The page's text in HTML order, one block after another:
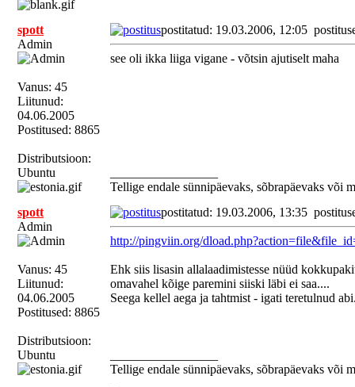
spott
Admin
Vanus: 45
Liitunud:
04.06.2005
Postitused: 8865
Distributsioon:
Ubuntu
postitatud: 19.03.2006, 12:05
see oli ikka liiga vigane - võtsin ajutiselt maha
Tellige endale sünnipäevaks, sõbrapäevaks või
spott
Admin
Vanus: 45
Liitunud:
04.06.2005
Postitused: 8865
Distributsioon:
Ubuntu
postitatud: 19.03.2006, 13:35
http://pingviin.org/
Ehk siis lisasin allalaadimistesse nüüd
omavahel kõige paremini siiski läbi ei saa....
Seega kellel aega ja tahtmist - igati teretulnud
Tellige endale sünnipäevaks, sõbrapäevaks või